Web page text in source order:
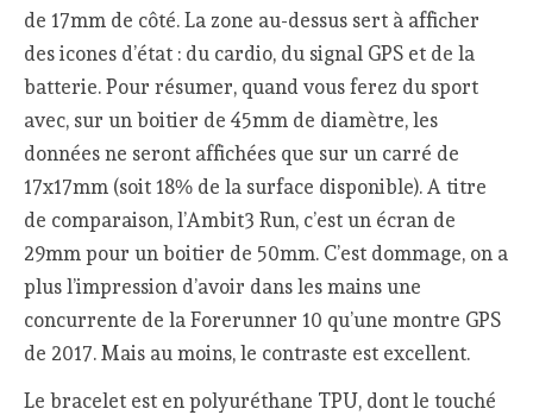
de 17mm de côté. La zone au-dessus sert à afficher
des icones d’état : du cardio, du signal GPS et de la
batterie. Pour résumer, quand vous ferez du sport
avec, sur un boitier de 45mm de diamètre, les
données ne seront affichées que sur un carré de
17x17mm (soit 18% de la surface disponible). A titre
de comparaison, l’Ambit3 Run, c’est un écran de
29mm pour un boitier de 50mm. C’est dommage, on a
plus l’impression d’avoir dans les mains une
concurrente de la Forerunner 10 qu’une montre GPS
de 2017. Mais au moins, le contraste est excellent.
Le bracelet est en polyuréthane TPU, dont le touché